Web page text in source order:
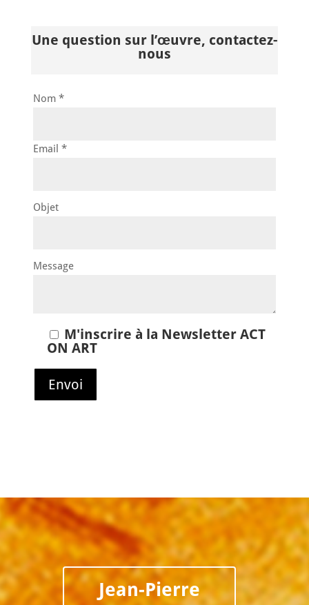
Une question sur l’œuvre, contactez-
nous
Nom *
Email *
Objet
Message
M'inscrire à la Newsletter ACT
ON ART
Jean-Pierre